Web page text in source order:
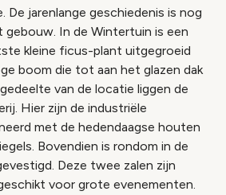
De jarenlange geschiedenis is nog
gebouw. In de Wintertuin is een
kleine ficus-plant uitgegroeid
boom die tot aan het glazen dak
van de locatie liggen de
Hier zijn de industriële
met de hedendaagse houten
Bovendien is rondom in de
Deze twee zalen zijn
voor grote evenementen.